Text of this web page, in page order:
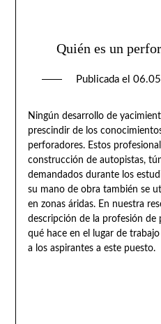
Quién es un
Publicada el
Ningún desarrollo de
prescindir de los
perforadores. Estos
construcción de autopistas,
demandados durante los
su mano de obra también se
en zonas áridas. En nuestra
descripción de la profesión de
qué hace en el lugar de
a los aspirantes a este puesto.